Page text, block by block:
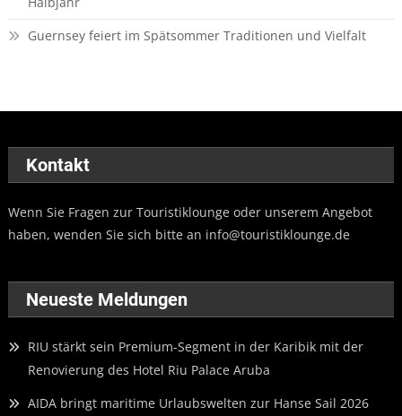
Guernsey feiert im Spätsommer Traditionen und Vielfalt
Kontakt
Wenn Sie Fragen zur Touristiklounge oder unserem Angebot
haben, wenden Sie sich bitte an info@touristiklounge.de
Neueste Meldungen
RIU stärkt sein Premium-Segment in der Karibik mit der
Renovierung des Hotel Riu Palace Aruba
AIDA bringt maritime Urlaubswelten zur Hanse Sail 2026